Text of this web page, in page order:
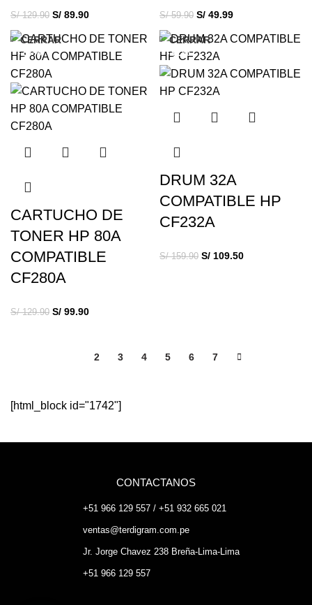
S/129.90 S/ 89.90 S/59.90 S/ 49.99
-23%
CERRAR
CARTUCHO DE
TONER HP 80A
COMPATIBLE
CF280A
S/129.90 S/ 99.90
-32%
CERRAR
DRUM 32A
COMPATIBLE HP
CF232A
S/159.90 S/ 109.50
2 3 4 5 6 7
[html_block id="1742"]
CONTACTANOS
+51 966 129 557 / +51 932 665 021
ventas@terdigram.com.pe
Jr. Jorge Chavez 238 Breña-Lima-Lima
+51 966 129 557